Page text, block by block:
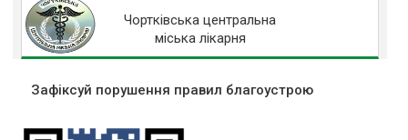
Чортківська центральна
міська лікарня
Зафіксуй порушення правил благоустрою